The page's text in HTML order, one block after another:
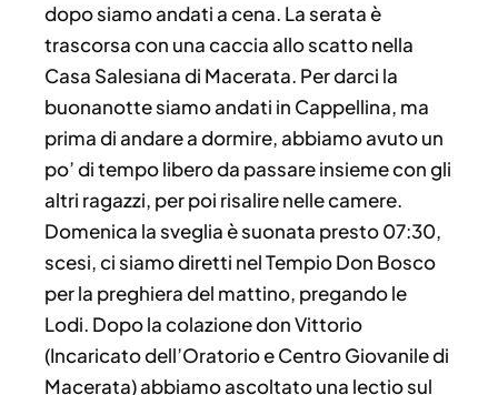
dopo siamo andati a cena. La serata è
trascorsa con una caccia allo scatto nella
Casa Salesiana di Macerata. Per darci la
buonanotte siamo andati in Cappellina, ma
prima di andare a dormire, abbiamo avuto un
po’ di tempo libero da passare insieme con gli
altri ragazzi, per poi risalire nelle camere.
Domenica la sveglia è suonata presto 07:30,
scesi, ci siamo diretti nel Tempio Don Bosco
per la preghiera del mattino, pregando le
Lodi. Dopo la colazione don Vittorio
(Incaricato dell’Oratorio e Centro Giovanile di
Macerata) abbiamo ascoltato una lectio sul